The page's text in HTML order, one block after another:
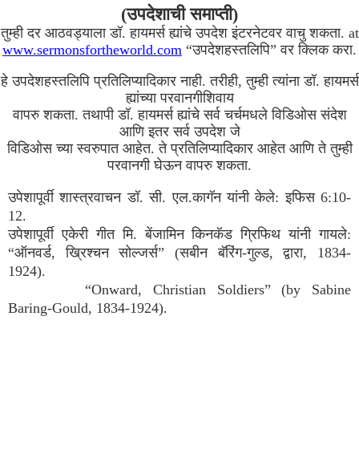
(उपदेशाची समाप्ती)
तुम्ही दर आठवड्याला डॉ. हायमर्स ह्यांचे उपदेश इंटरनेटवर वाचु शकता. at
www.sermonsfortheworld.com “उपदेशहस्तलिपि” वर क्लिक करा.
हे उपदेशहस्तलिपि प्रतिलिप्यादिकार नाही. तरीही, तुम्ही त्यांना डॉ. हायमर्स
ह्यांच्या परवानगीशिवाय
वापरु शकता. तथापी डॉ. हायमर्स ह्यांचे सर्व चर्चमधले विडिओस संदेश
आणि इतर सर्व उपदेश जे
विडिओस च्या स्वरुपात आहेत. ते प्रतिलिप्यादिकार आहेत आणि ते तुम्ही
परवानगी घेऊन वापरु शकता.
उपेशापूर्वी शास्त्रवाचन डॉ. सी. एल.कागॅन यांनी केले: इफिस 6:10-
12.
उपेशापूर्वी एकेरी गीत मि. बेंजामिन किनकॅड ग्रिफिथ यांनी गायले:
“ऑनवर्ड, ख्रिश्चन सोल्जर्स” (सबीन बॅरिंग-गुल्ड, द्वारा, 1834-
1924).
“Onward, Christian Soldiers” (by Sabine
Baring-Gould, 1834-1924).